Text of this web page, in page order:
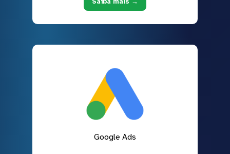
Google Ads